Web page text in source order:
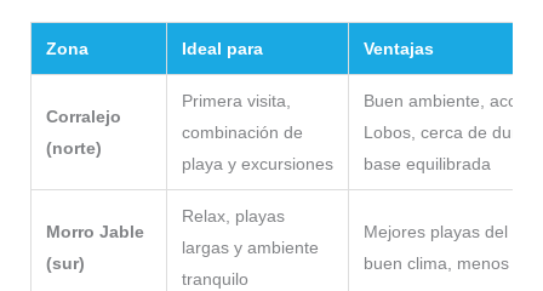
Zona Ideal para Ventajas
Corralejo
(norte)
Primera visita,
combinación de
playa y excursiones
Buen ambiente,
Lobos, cerca de dunas,
base equilibrada
Morro Jable
(sur)
Relax, playas
largas y ambiente
tranquilo
Mejores playas del sur,
buen clima, menos